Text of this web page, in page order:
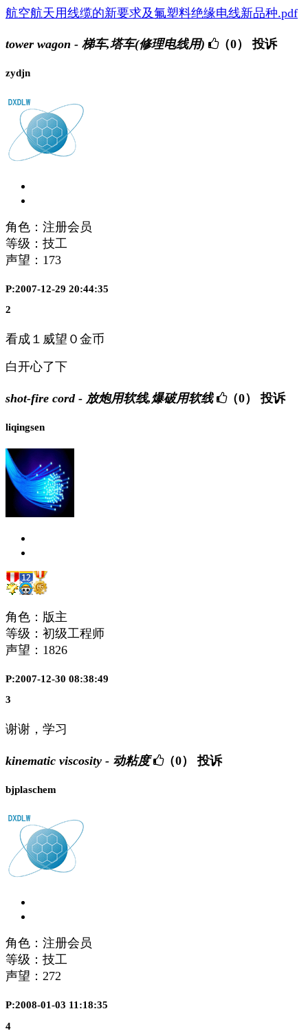
航空航天用线缆的新要求及氟塑料绝缘电线新品种.pdf
tower wagon - 梯车,塔车(修理电线用) （0） 投诉
zydjn
角色：注册会员
等级：技工
声望： 173
P:2007-12-29 20:44:35
2
看成１威望０金币
白开心了下
shot-fire cord - 放炮用软线,爆破用软线 （0） 投诉
liqingsen
角色：版主
等级：初级工程师
声望： 1826
P:2007-12-30 08:38:49
3
谢谢，学习
kinematic viscosity - 动粘度 （0） 投诉
bjplaschem
角色：注册会员
等级：技工
声望： 272
P:2008-01-03 11:18:35
4